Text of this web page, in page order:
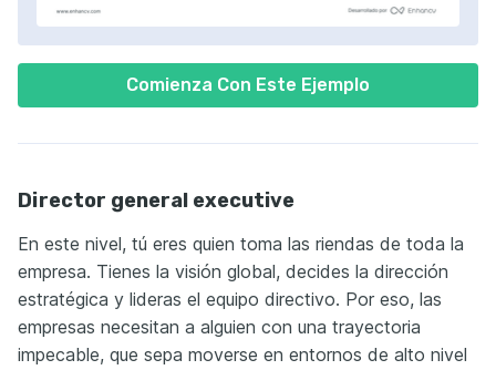
Comienza Con Este Ejemplo
Director general executive
En este nivel, tú eres quien toma las riendas de toda la
empresa. Tienes la visión global, decides la dirección
estratégica y lideras el equipo directivo. Por eso, las
empresas necesitan a alguien con una trayectoria
impecable, que sepa moverse en entornos de alto nivel